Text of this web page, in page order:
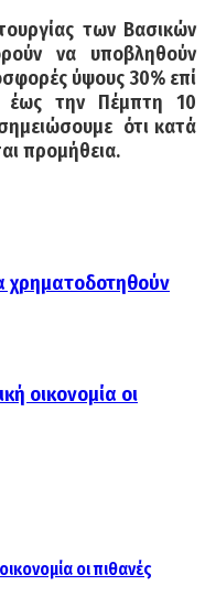
των Βασικών
να υποβληθούν
ύψους 30% επί
έως την Πέμπτη 10
ότι κατά
προμήθεια.
χρηματοδοτηθούν
οικονομία οι